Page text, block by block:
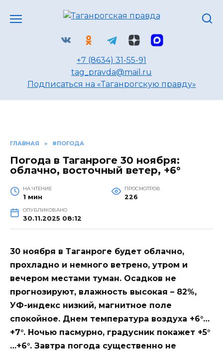
+7 (8634) 31-55-91
tag_pravda@mail.ru
Подписаться на «Таганрогскую правду»
ГЛАВНАЯ » #ПОГОДА
Погода в Таганроге 30 ноября:
облачно, восточный ветер, +6°
НА ЧТЕНИЕ
1 мин
ПРОСМОТРОВ
226
ОПУБЛИКОВАНО
30.11.2025 08:12
30 ноября в Таганроге будет облачно,
прохладно и немного ветрено, утром и
вечером местами туман. Осадков не
прогнозируют, влажность высокая – 82%,
УФ-индекс низкий, магнитное поле
спокойное. Днем температура воздуха +6°…
+7°. Ночью пасмурно, градусник покажет +5°
…+6°. Завтра погода существенно не